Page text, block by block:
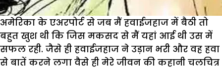
अमेरिका के एअरपोर्ट से जब मैं हवाईजहाज में बैठी तो
बहुत खुश थी कि जिस मकसद से मैं यहां आई थी उस में
सफल रही. जैसे ही हवाईजहाज ने उड़ान भरी और वह हवा
से बातें करने लगा वैसे ही मेरे जीवन की कहानी चलचित्र